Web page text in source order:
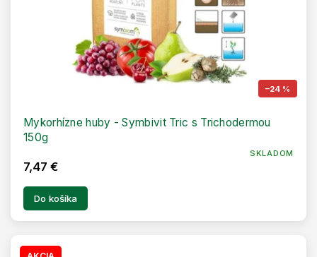
–24 %
Mykorhízne huby - Symbivit Tric s Trichodermou
150g
SKLADOM
7,47 €
Do košíka